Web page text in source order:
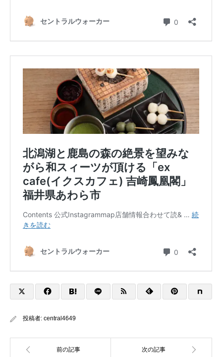
投稿者: central4649